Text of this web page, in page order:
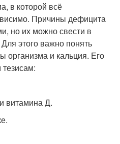
в которой всё
Причины дефицита
но их можно свести в
этого важно понять
организма и кальция. Его
витамина Д.